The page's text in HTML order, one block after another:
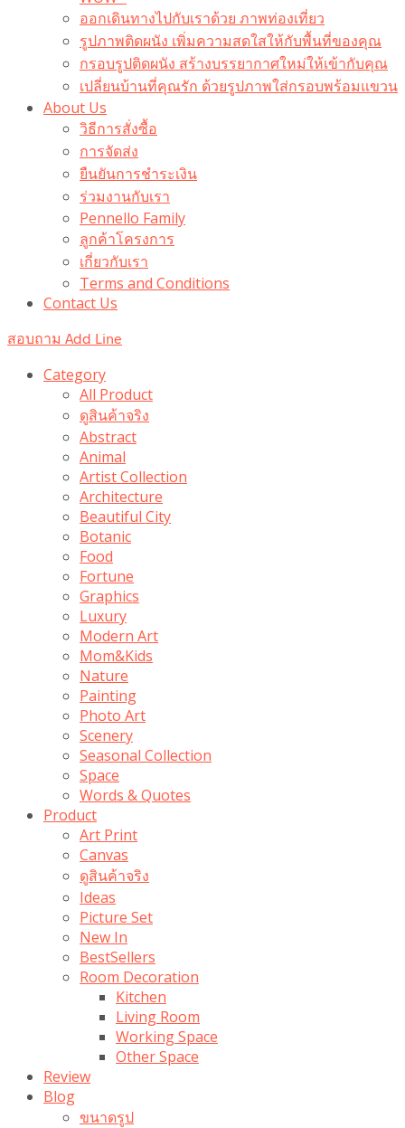
ออกเดินทางไปกับเราด้วย ภาพท่องเที่ยว
รูปภาพติดผนัง เพิ่มความสดใสให้กับพื้นที่ของคุณ
กรอบรูปติดผนัง สร้างบรรยากาศใหม่ให้เข้ากับคุณ
เปลี่ยนบ้านที่คุณรัก ด้วยรูปภาพใส่กรอบพร้อมแขวน​
About Us
วิธีการสั่งซื้อ
การจัดส่ง
ยืนยันการชำระเงิน
ร่วมงานกับเรา
Pennello Family
ลูกค้าโครงการ
เกี่ยวกับเรา
Terms and Conditions
Contact Us
สอบถาม Add Line
Category
All Product
ดูสินค้าจริง
Abstract
Animal
Artist Collection
Architecture
Beautiful City
Botanic
Food
Fortune
Graphics
Luxury
Modern Art
Mom&Kids
Nature
Painting
Photo Art
Scenery
Seasonal Collection
Space
Words & Quotes
Product
Art Print
Canvas
ดูสินค้าจริง
Ideas
Picture Set
New In
BestSellers
Room Decoration
Kitchen
Living Room
Working Space
Other Space
Review
Blog
ขนาดรูป